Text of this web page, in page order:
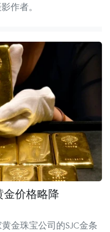
作者。
金价格略降
金珠宝公司的SJC金条